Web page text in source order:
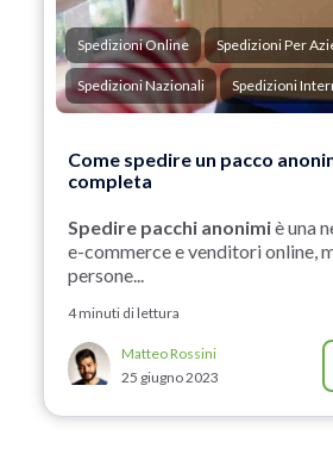
Spedizioni Online Spedizioni Per
Spedizioni Nazionali Spedizioni
Come spedire un pacco
completa
Spedire pacchi anonimiè una
e-commerce e venditori online,
persone...
4 minuti di lettura
Matteo Rossini
25 giugno 2023